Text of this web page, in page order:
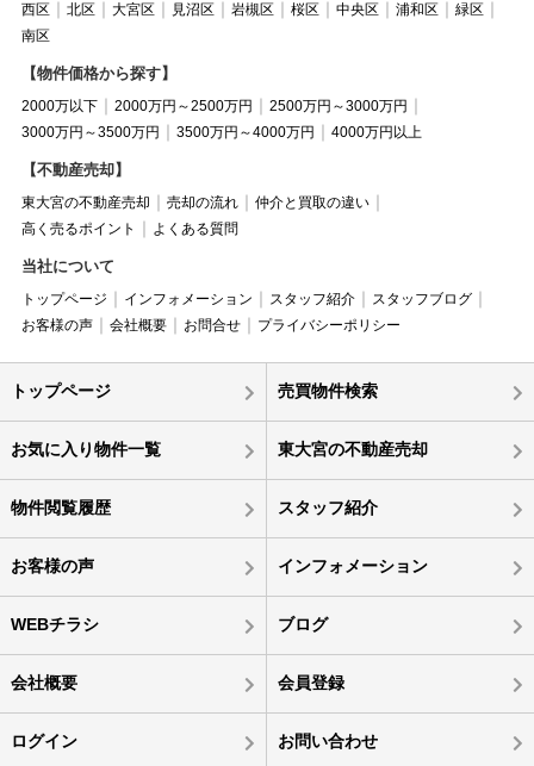
西区 北区 大宮区 見沼区 岩槻区 桜区 中央区 浦和区
緑区
南区
【物件価格から探す】
2000万以下 2000万円～2500万円
2500万円～3000万円
3000万円～3500万円
3500万円～4000万円 4000万円以上
【不動産売却】
東大宮の不動産売却 売却の流れ
仲介と買取の違い
高く売るポイント
よくある質問
当社について
トップページ インフォメーション スタッフ紹介
スタッフブログ
お客様の声
会社概要 お問合せ プライバシーポリシー
トップページ 売買物件検索
お気に入り物件一覧 東大宮の不動産売却
物件閲覧履歴 スタッフ紹介
お客様の声 インフォメーション
WEBチラシ ブログ
会社概要 会員登録
ログイン お問い合わせ